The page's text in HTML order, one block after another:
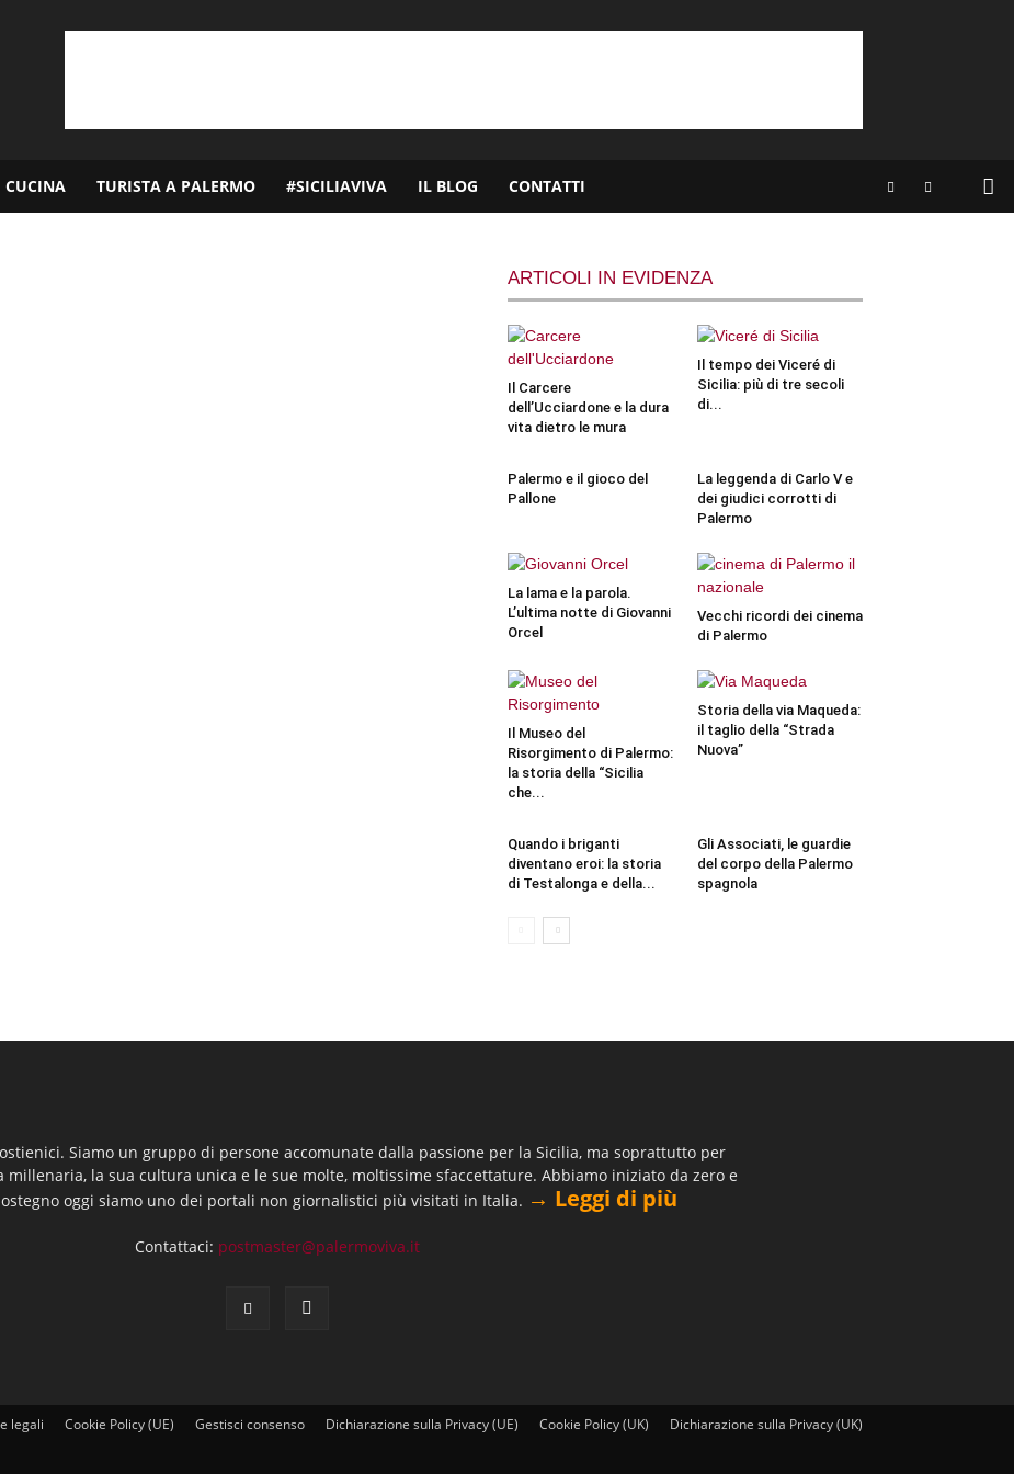
CUCINA TURISTA A PALERMO #SICILIAVIVA IL BLOG CONTATTI
ARTICOLI IN EVIDENZA
Il Carcere
dell’Ucciardone e la dura
vita dietro le mura
Il tempo dei Viceré di
Sicilia: più di tre secoli
di...
Palermo e il gioco del
Pallone
La leggenda di Carlo V e
dei giudici corrotti di
Palermo
La lama e la parola.
L’ultima notte di Giovanni
Orcel
Vecchi ricordi dei cinema
di Palermo
Il Museo del
Risorgimento di Palermo:
la storia della “Sicilia
che...
Storia della via Maqueda:
il taglio della “Strada
Nuova”
Quando i briganti
diventano eroi: la storia
di Testalonga e della...
Gli Associati, le guardie
del corpo della Palermo
spagnola
Siamo un gruppo di persone accomunate dalla passione per la Sicilia, ma soprattutto per
millenaria, la sua cultura unica e le sue molte, moltissime sfaccettature. Abbiamo iniziato da zero e
oggi siamo uno dei portali non giornalistici più visitati in Italia. → Leggi di più
Contattaci: postmaster@palermoviva.it
legali Cookie Policy (UE) Gestisci consenso Dichiarazione sulla Privacy (UE) Cookie Policy (UK) Dichiarazione sulla Privacy (UK)